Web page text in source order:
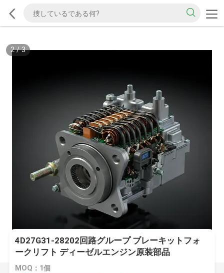
2/3
4D27G31-28202回路グループ ブレーキットフォ
ークリフト ディーゼルエンジン原装部品
MOQ：1個